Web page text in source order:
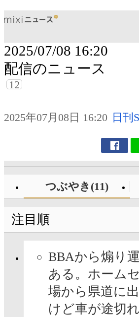
2025/07/08 16:20
配信のニュース
12
2025年07月08日 16:20 日刊
つぶやき(11)
注目順
BBAから煽り
ある。ホーム
場から県道に
けど車が途切